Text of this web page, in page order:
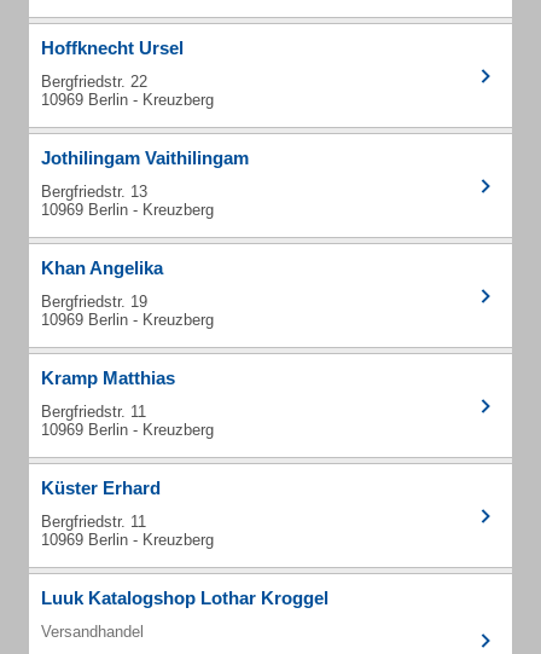
Hoffknecht Ursel
Bergfriedstr. 22
10969 Berlin - Kreuzberg
Jothilingam Vaithilingam
Bergfriedstr. 13
10969 Berlin - Kreuzberg
Khan Angelika
Bergfriedstr. 19
10969 Berlin - Kreuzberg
Kramp Matthias
Bergfriedstr. 11
10969 Berlin - Kreuzberg
Küster Erhard
Bergfriedstr. 11
10969 Berlin - Kreuzberg
Luuk Katalogshop Lothar Kroggel
Versandhandel